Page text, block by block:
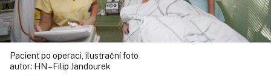
Pacient po operaci, ilustrační foto
autor: HN – Filip Jandourek